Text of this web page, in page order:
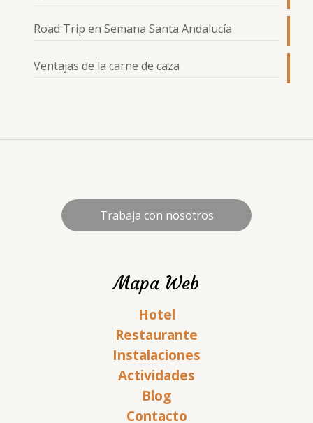
Road Trip en Semana Santa Andalucía
Ventajas de la carne de caza
Trabaja con nosotros
Mapa Web
Hotel
Restaurante
Instalaciones
Actividades
Blog
Contacto